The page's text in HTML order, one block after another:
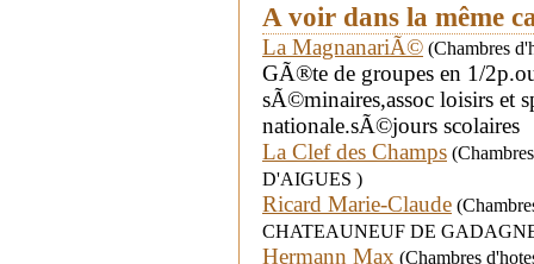
A voir dans la même
La MagnanariÃ© (Chambres
GÃ®te de groupes en 1/
sÃ©minaires,assoc loisirs et
nationale.sÃ©jours scolaires
La Clef des Champs
D'AIGUES )
Ricard Marie-Claude
CHATEAUNEUF DE
Hermann Max (Chambres